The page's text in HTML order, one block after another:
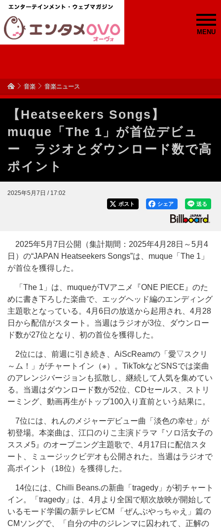
MENU
音楽 音楽ニュース
【Heatseekers Songs】
muque「The 1」が首位デビュ
ー ラジオとダウンロード数で高
ポイント
2025年5月7日 / 17:02
送る
シェア
ポスト
2025年5月7日公開（集計期間：2025年4月28日～5月4
日）の“JAPAN Heatseekers Songs”は、muque「The 1」
が首位を獲得した。
「The 1」は、muqueがTVアニメ『ONE PIECE』のた
めに書き下ろした楽曲で、エッグヘッド編のエンディング
主題歌となっている。4月6日の放送から起用され、4月28
日から配信がスタート。当週はラジオが3位、ダウンロー
ド数が27位となり、初の首位を獲得した。
2位には、前週に引き続き、AiScReamの「愛▽スクリ
～ム！」がチャートイン（※）。TikTokなどSNSでは楽曲
のアレンジバージョンも拡散し、継続して人気を集めてい
る。当週はダウンロード数が52位、CDセールス、ストリ
ーミング、動画再生がトップ100入り直前という結果に。
7位には、れんのメジャーデビュー曲「淡色の幸せ」が
初登場。本楽曲は、江口のりこ主演ドラマ『ソロ活女子の
ススメ5』のオープニング主題歌で、4月17日に配信スタ
ート、ミュージックビデオも公開された。当週はラジオで
高ポイント（18位）を獲得した。
14位には、Chilli Beans.の新曲「tragedy」が初チャート
イン。「tragedy」は、4月より全国で順次放映が開始して
いるモード学園の新テレビCM 「ぜんぶやっちゃえ」篇の
CMソングで、「自分の中のジレンマに囚われて、正解の